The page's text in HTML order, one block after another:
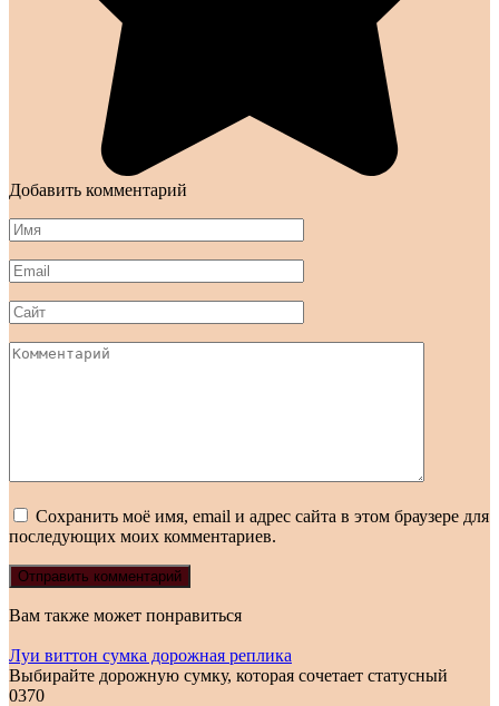
Добавить комментарий
Имя
*
Email
*
Сайт
Комментарий
Сохранить моё имя, email и адрес сайта в этом браузере для
последующих моих комментариев.
Вам также может понравиться
Луи виттон сумка дорожная реплика
Выбирайте дорожную сумку, которая сочетает статусный
0370